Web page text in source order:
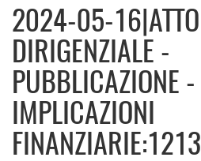
2024-05-16|ATTO
DIRIGENZIALE -
PUBBLICAZIONE -
IMPLICAZIONI
FINANZIARIE:1213